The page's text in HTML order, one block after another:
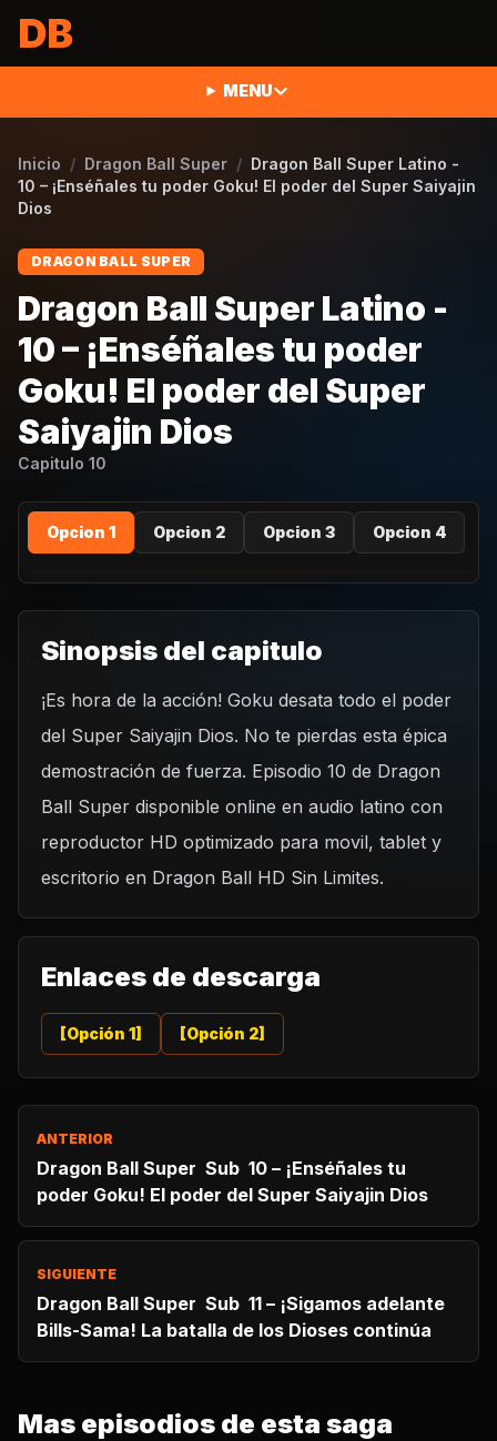
DB
MENU
Inicio / Dragon Ball Super / Dragon Ball Super Latino -
10 – ¡Enséñales tu poder Goku! El poder del Super Saiyajin
Dios
DRAGON BALL SUPER
Dragon Ball Super Latino -
10 – ¡Enséñales tu poder
Goku! El poder del Super
Saiyajin Dios
Capitulo 10
Opcion 1 Opcion 2 Opcion 3 Opcion 4
REPRODUCIR CAPITULO
Dragon Ball Super Latino - 10 – ¡Enséñales tu poder Goku!
CARGAR REPRODUCTOR
Sinopsis del capitulo
¡Es hora de la acción! Goku desata todo el poder
del Super Saiyajin Dios. No te pierdas esta épica
demostración de fuerza. Episodio 10 de Dragon
Ball Super disponible online en audio latino con
reproductor HD optimizado para movil, tablet y
escritorio en Dragon Ball HD Sin Limites.
Enlaces de descarga
[Opción 1] [Opción 2]
ANTERIOR
Dragon Ball Super Sub 10 – ¡Enséñales tu
poder Goku! El poder del Super Saiyajin Dios
SIGUIENTE
Dragon Ball Super Sub 11 – ¡Sigamos adelante
Bills-Sama! La batalla de los Dioses continúa
Mas episodios de esta saga